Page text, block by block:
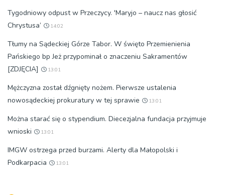
Tygodniowy odpust w Przeczycy. 'Maryjo – naucz nas głosić
Chrystusa’
14:02
Tłumy na Sądeckiej Górze Tabor. W święto Przemienienia
Pańskiego bp Jeż przypominał o znaczeniu Sakramentów
[ZDJĘCIA]
13:01
Mężczyzna został dźgnięty nożem. Pierwsze ustalenia
nowosądeckiej prokuratury w tej sprawie
13:01
Można starać się o stypendium. Diecezjalna fundacja przyjmuje
wnioski
13:01
IMGW ostrzega przed burzami. Alerty dla Małopolski i
Podkarpacia
13:01